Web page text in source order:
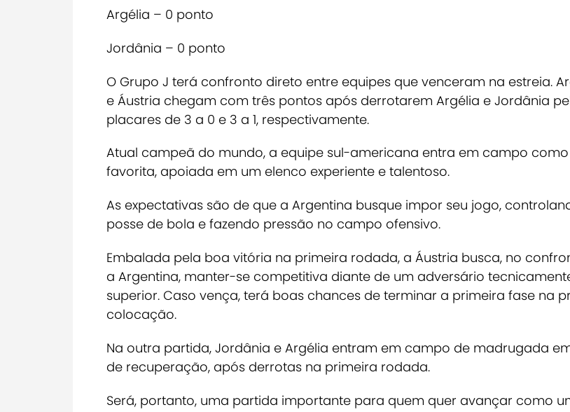
Argélia – 0 ponto
Jordânia – 0 ponto
O Grupo J terá confronto direto entre equipes que venceram na estreia.
e Áustria chegam com três pontos após derrotarem Argélia e Jordânia
placares de 3 a 0 e 3 a 1, respectivamente.
Atual campeã do mundo, a equipe sul-americana entra em campo como
favorita, apoiada em um elenco experiente e talentoso.
As expectativas são de que a Argentina busque impor seu jogo,
posse de bola e fazendo pressão no campo ofensivo.
Embalada pela boa vitória na primeira rodada, a Áustria busca, no
a Argentina, manter-se competitiva diante de um adversário
superior. Caso vença, terá boas chances de terminar a primeira fase na
colocação.
Na outra partida, Jordânia e Argélia entram em campo de madrugada
de recuperação, após derrotas na primeira rodada.
Será, portanto, uma partida importante para quem quer avançar como